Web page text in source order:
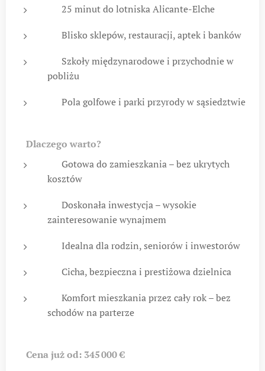
✈️ 25 minut do lotniska Alicante-Elche
🛍️ Blisko sklepów, restauracji, aptek i banków
🏫 Szkoły międzynarodowe i przychodnie w
pobliżu
⛳ Pola golfowe i parki przyrody w sąsiedztwie
Dlaczego warto?
✅ Gotowa do zamieszkania – bez ukrytych
kosztów
✅ Doskonała inwestycja – wysokie
zainteresowanie wynajmem
✅ Idealna dla rodzin, seniorów i inwestorów
✅ Cicha, bezpieczna i prestiżowa dzielnica
✅ Komfort mieszkania przez cały rok – bez
schodów na parterze
Cena już od: 345 000 €